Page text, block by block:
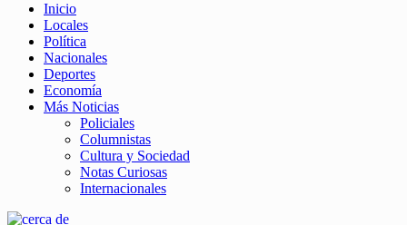
Inicio
Locales
Política
Nacionales
Deportes
Economía
Más Noticias
Policiales
Columnistas
Cultura y Sociedad
Notas Curiosas
Internacionales